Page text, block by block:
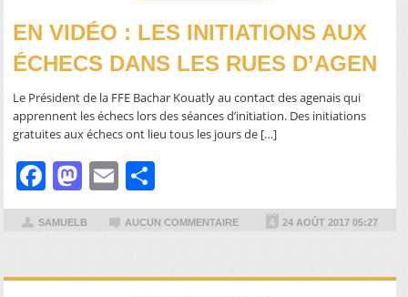
EN VIDÉO : LES INITIATIONS AUX
ÉCHECS DANS LES RUES D’AGEN
Le Président de la FFE Bachar Kouatly au contact des agenais qui
apprennent les échecs lors des séances d’initiation. Des initiations
gratuites aux échecs ont lieu tous les jours de […]
FacebookMastodonEmail
SAMUELB AUCUN COMMENTAIRE 24 AOÛT 2017 05:27